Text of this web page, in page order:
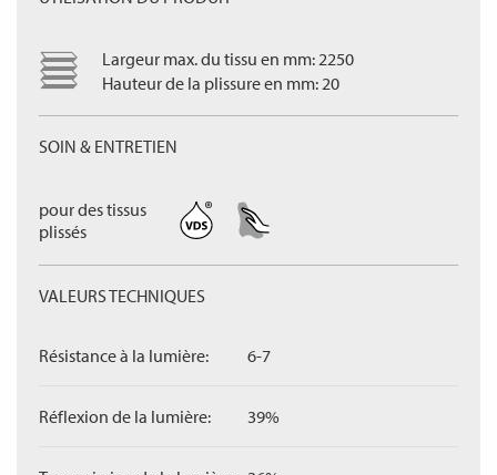
Largeur max. du tissu en mm: 2250
Hauteur de la plissure en mm: 20
SOIN & ENTRETIEN
pour des tissus
plissés
VALEURS TECHNIQUES
Résistance à la lumière: 6-7
Réflexion de la lumière: 39%